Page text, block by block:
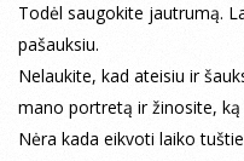
Todėl saugokite jautrumą.
pašauksiu.
Nelaukite, kad ateisiu ir
mano portretą ir žinosite,
Nėra kada eikvoti laiko